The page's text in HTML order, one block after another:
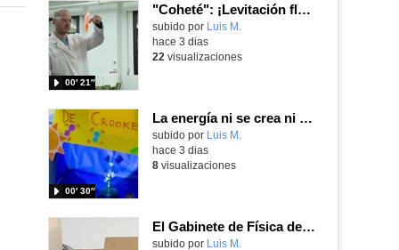
"Coheté": ¡Levitación flamígera!
Contenido educativo.
subido por Luis M.
00′ 21″
hace 3 dias
22 visualizaciones
La energía ni se crea ni se destruye... ¡se experimenta! El Tierno en la Feria Madrid es Ciencia 2026
Contenido educativo.
subido por Luis M.
00′ 30″
hace 3 dias
8visualizaciones
El Gabinete de Física del IES Enrique Tierno Galván de Parla (Curso 25-26)
Contenido educativo.
subido por Luis M.